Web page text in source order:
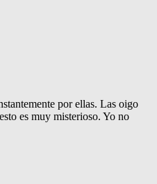
por ellas. Las oigo
es muy misterioso. Yo no